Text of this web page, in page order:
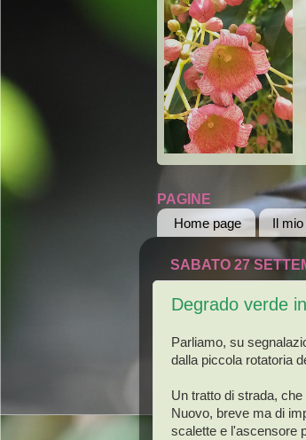
PAGINE
Home page
Il
SABATO 27
Degrado verde
Parliamo, su
dalla piccola rotatoria
Un tratto di strada,
Nuovo, breve ma di
scalette e l'ascensore